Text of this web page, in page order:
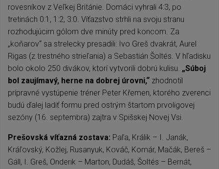
rovesníkov z Veľkej Británie. Domáci vyhrali 4:3, po
tretinách 0:1, 1:2, 3:0. Víťazstvo strhli na svoju stranu
rozhodujúcim gólom dve minúty pred koncom. Za
„koňarov“ sa strelecky presadili: Ivo Greš dvakrát, Aurel
Rigas (z trestného strieľania) a Sebastián Šoltés. V hľadisku
bolo okolo 250 divákov, ktorí vytvorili dobrú kulisu. „Súboj
bol zaujímavý, herne na dobrej úrovni,“ zhodnotil
prípravné vystúpenie tréner Peter Křemen, ktorého zverenci
budú ďalej ladiť formu pred ostrým štartom prvoligovej
sezóny (16. septembra) zajtra v Spišskej Novej Vsi.
Prešovská víťazná zostava: Paľa, Králik – I. Janák,
Kráľovský, Kožlej, Rusanyuk, Kováč, Komár, Mačák, Bereš –
Gáll, I. Greš, Onderik – Marton, Dudáš, Šoltés – Bernát,